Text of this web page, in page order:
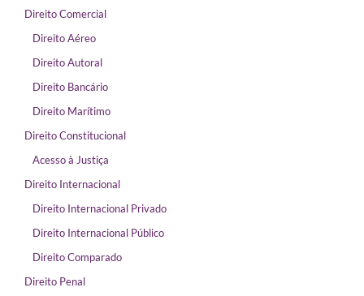
Direito Comercial
Direito Aéreo
Direito Autoral
Direito Bancário
Direito Marítimo
Direito Constitucional
Acesso à Justiça
Direito Internacional
Direito Internacional Privado
Direito Internacional Público
Direito Comparado
Direito Penal